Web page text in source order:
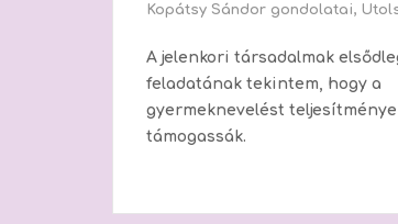
Kopátsy Sándor gondolatai,
A jelenkori társadalmak
feladatának tekintem, hogy a
gyermeknevelést
támogassák.